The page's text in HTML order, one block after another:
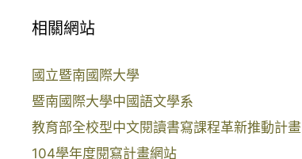
相關網站
國立暨南國際大學
暨南國際大學中國語文學系
教育部全校型中文閱讀書寫課程革新推動計畫
104學年度閱寫計畫網站